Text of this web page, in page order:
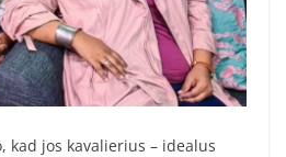
kad jos kavalierius – idealus